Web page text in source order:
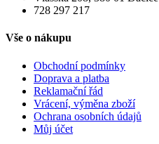
728 297 217
Vše o nákupu
Obchodní podmínky
Doprava a platba
Reklamační řád
Vrácení, výměna zboží
Ochrana osobních údajů
Můj účet